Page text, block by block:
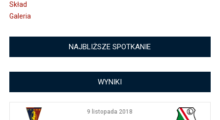
Skład
Galeria
NAJBLIŻSZE SPOTKANIE
WYNIKI
9 listopada 2018